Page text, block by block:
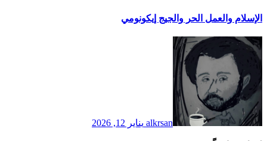
الإسلام والعمل الحر والجيج إيكونومي
alkrsan يناير 12, 2026